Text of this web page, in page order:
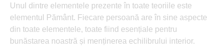
Unul dintre elementele prezente în toate teoriile este
elementul Pământ. Fiecare persoană are în sine aspecte
din toate elementele, toate fiind esențiale pentru
bunăstarea noastră și menținerea echilibrului interior.